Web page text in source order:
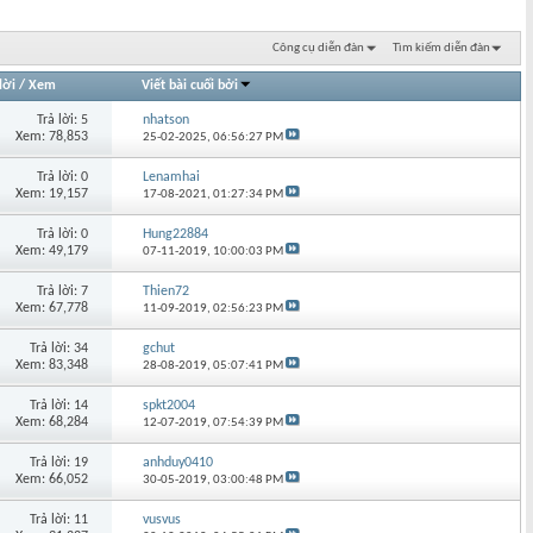
Công cụ diễn đàn Tìm kiếm diễn đàn
/ Xem Viết bài cuối bởi
Trả lời: 5
Xem: 78,853
nhatson
25-02-2025,06:56:27 PM
Trả lời: 0
Xem: 19,157
Lenamhai
17-08-2021,01:27:34 PM
Trả lời: 0
Xem: 49,179
Hung22884
07-11-2019, 10:00:03 PM
Trả lời: 7
Xem: 67,778
Thien72
11-09-2019,02:56:23 PM
Trả lời: 34
Xem: 83,348
gchut
28-08-2019,05:07:41 PM
Trả lời: 14
Xem: 68,284
spkt2004
12-07-2019,07:54:39 PM
Trả lời: 19
Xem: 66,052
anhduy0410
30-05-2019,03:00:48 PM
Trả lời: 11
vusvus